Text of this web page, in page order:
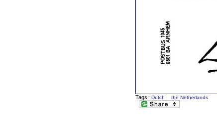
Tags: Dutch the Netherlands